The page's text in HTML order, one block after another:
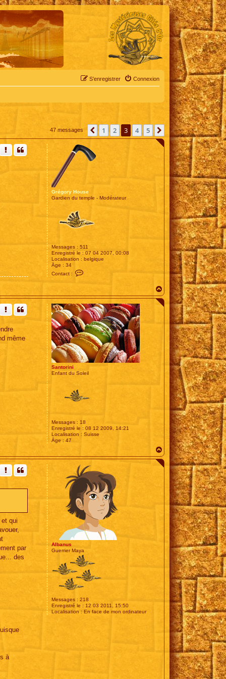
Connexion
S’enregistrer
47 messages Précédente
1 2 3 4 5 Suivante
Grégory House
Gardien du temple - Modérateur
Messages : 511
Enregistré le : 07 04 2007, 00:08
Localisation : belgique
Âge : 34
Contact :
a
t
e
r
G
r
é
g
o
r
y
o
a
u
Santorini
Enfant du Soleil
Messages : 18
Enregistré le : 08 12 2009, 14:21
Localisation : Suisse
Âge : 47
même
a
u
Albanus
Guerrier Maya
Messages : 218
Enregistré le : 12 03 2011, 15:50
Localisation : En face de mon ordinateur
qui
par
des
à